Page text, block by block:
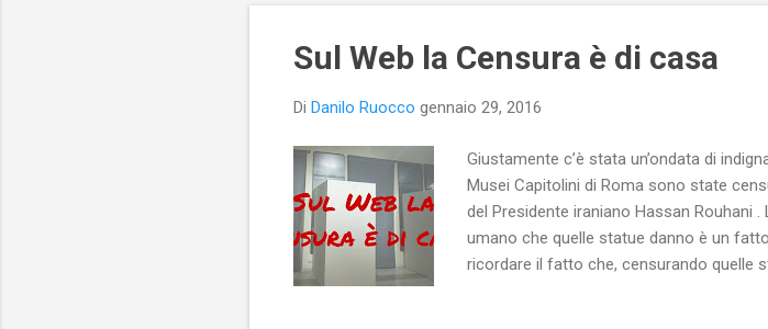
Sul Web la Censura è di casa
Di Danilo Ruocco gennaio 29, 2016
Giustamente c’è stata un’ondata di
Musei Capitolini di Roma sono state
del Presidente iraniano Hassan Rouhani
umano che quelle statue danno è un
ricordare il fatto che, censurando quelle